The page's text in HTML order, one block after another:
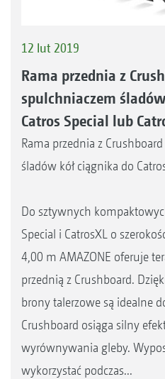
12 lut 2019
Rama przednia z
spulchniaczem
Catros Special lub
Rama przednia z
śladów kół ciągnika do
Do sztywnych
Special i CatrosXL o
4,00 m AMAZONE oferuje
przednią z Crushboard.
brony talerzowe są idealne
Crushboard osiąga silny
wyrównywania gleby.
wykorzystać podczas...